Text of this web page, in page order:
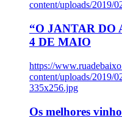
content/uploads/2019/
“O JANTAR DO
4 DE MAIO
https://
content/uploads/2019/
335x256.jpg
Os melhores